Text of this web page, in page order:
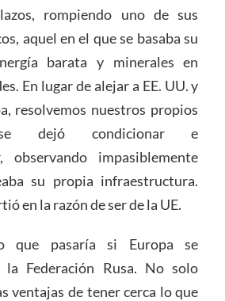
rompiendo uno de sus
aquel en el que se basaba su
barata y minerales en
En lugar de alejar a EE. UU. y
resolvemos nuestros propios
se dejó condicionar e
observando impasiblemente
su propia infraestructura.
en la razón de ser de la UE.
que pasaría si Europa se
la Federación Rusa. No solo
ventajas de tener cerca lo que